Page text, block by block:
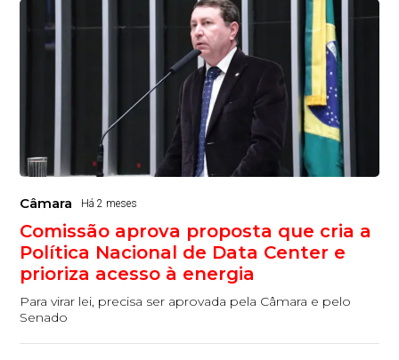
Câmara Há 2 meses
Comissão aprova proposta que cria a
Política Nacional de Data Center e
prioriza acesso à energia
Para virar lei, precisa ser aprovada pela Câmara e pelo
Senado